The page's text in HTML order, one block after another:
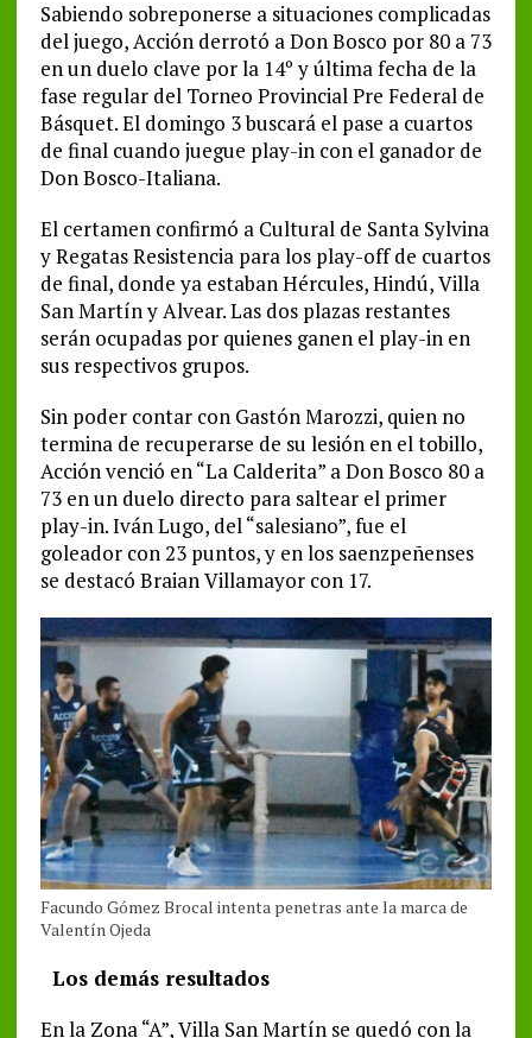
Sabiendo sobreponerse a situaciones complicadas
del juego, Acción derrotó a Don Bosco por 80 a 73
en un duelo clave por la 14º y última fecha de la
fase regular del Torneo Provincial Pre Federal de
Básquet. El domingo 3 buscará el pase a cuartos
de final cuando juegue play-in con el ganador de
Don Bosco-Italiana.
El certamen confirmó a Cultural de Santa Sylvina
y Regatas Resistencia para los play-off de cuartos
de final, donde ya estaban Hércules, Hindú, Villa
San Martín y Alvear. Las dos plazas restantes
serán ocupadas por quienes ganen el play-in en
sus respectivos grupos.
Sin poder contar con Gastón Marozzi, quien no
termina de recuperarse de su lesión en el tobillo,
Acción venció en “La Calderita” a Don Bosco 80 a
73 en un duelo directo para saltear el primer
play-in. Iván Lugo, del “salesiano”, fue el
goleador con 23 puntos, y en los saenzpeñenses
se destacó Braian Villamayor con 17.
Facundo Gómez Brocal intenta penetras ante la marca de
Valentín Ojeda
Los demás resultados
En la Zona “A”, Villa San Martín se quedó con la